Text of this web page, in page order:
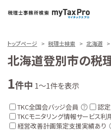
トップページ 税理士検索 北海道
北海道登別市の税
1件中 1～1件を表示
TKC全国会バッジ会員
認
TKCモニタリング情報サービス利
経営改善計画策定支援実績あり